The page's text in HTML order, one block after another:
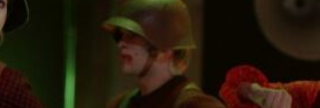
joprojām nav atminēts
svešo un tajā pašā
par to? Izrādes centrā
pret imigrantiem,
pret pastāvošo
saprātu. Šādā